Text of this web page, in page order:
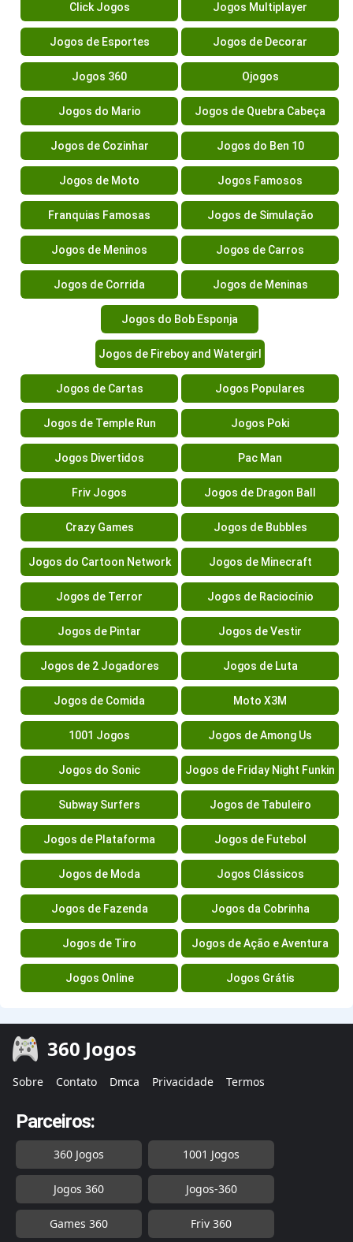
Click Jogos Jogos Multiplayer
Jogos de Esportes Jogos de Decorar
Jogos 360 Ojogos
Jogos do Mario Jogos de Quebra Cabeça
Jogos de Cozinhar Jogos do Ben 10
Jogos de Moto Jogos Famosos
Franquias Famosas Jogos de Simulação
Jogos de Meninos Jogos de Carros
Jogos de Corrida Jogos de Meninas
Jogos do Bob Esponja
Jogos de Fireboy and Watergirl
Jogos de Cartas Jogos Populares
Jogos de Temple Run Jogos Poki
Jogos Divertidos Pac Man
Friv Jogos Jogos de Dragon Ball
Crazy Games Jogos de Bubbles
Jogos do Cartoon Network Jogos de Minecraft
Jogos de Terror Jogos de Raciocínio
Jogos de Pintar Jogos de Vestir
Jogos de 2 Jogadores Jogos de Luta
Jogos de Comida Moto X3M
1001 Jogos Jogos de Among Us
Jogos do Sonic Jogos de Friday Night Funkin
Subway Surfers Jogos de Tabuleiro
Jogos de Plataforma Jogos de Futebol
Jogos de Moda Jogos Clássicos
Jogos de Fazenda Jogos da Cobrinha
Jogos de Tiro Jogos de Ação e Aventura
Jogos Online Jogos Grátis
360 Jogos
Sobre Contato Dmca Privacidade Termos
Parceiros:
360 Jogos 1001 Jogos
Jogos 360 Jogos-360
Games 360 Friv 360